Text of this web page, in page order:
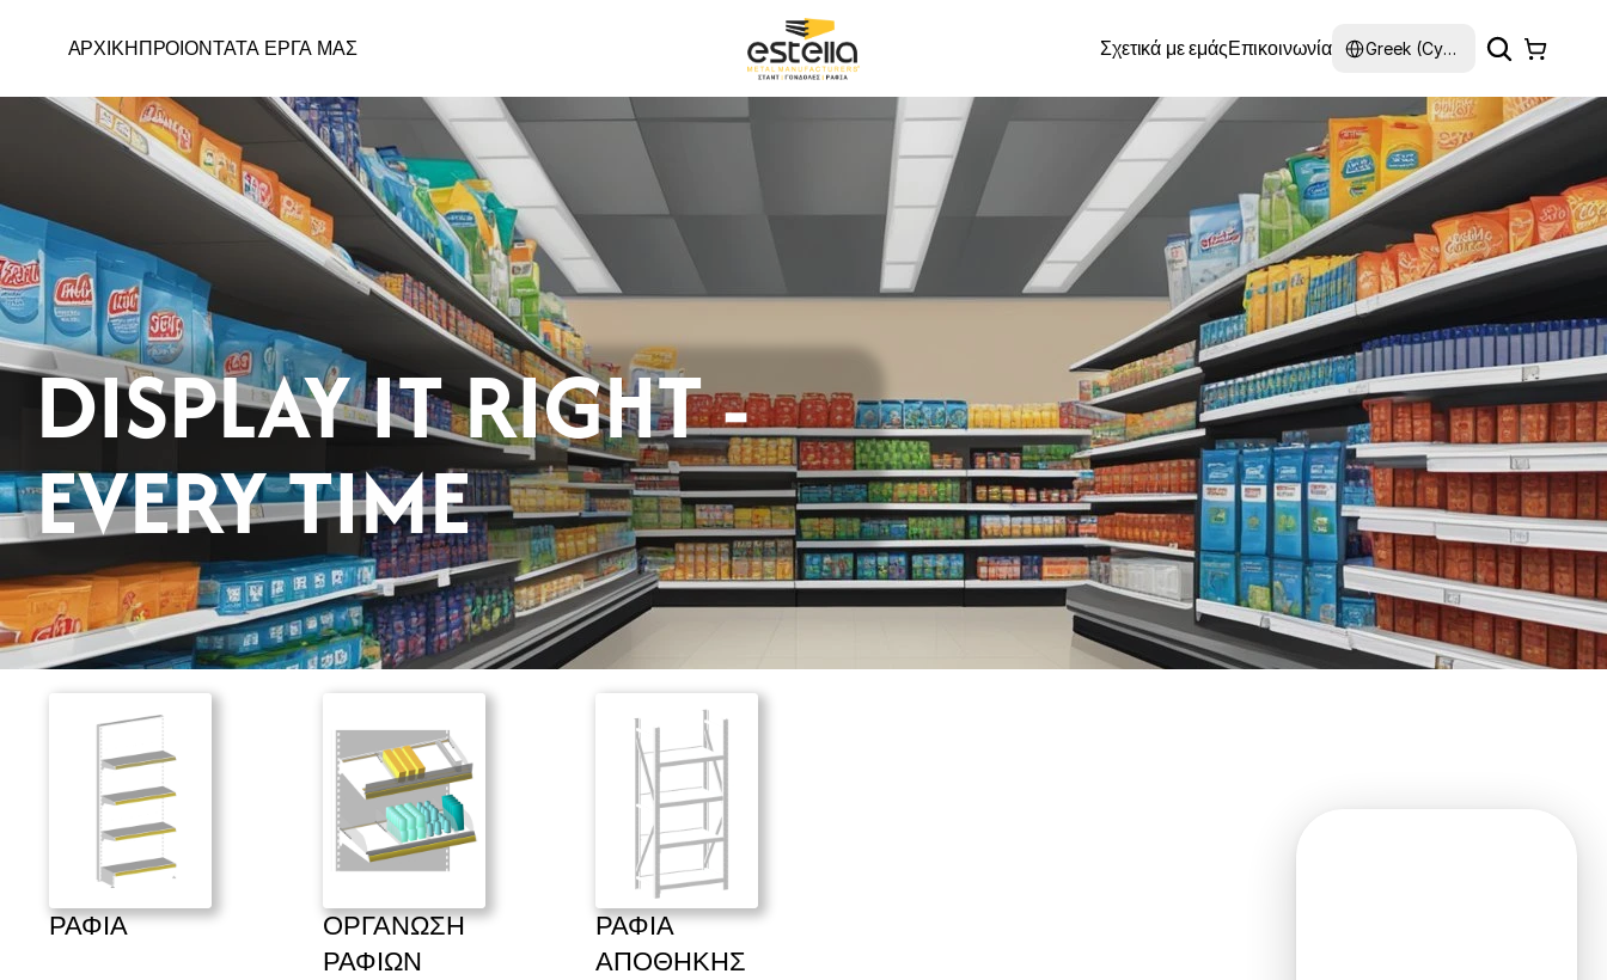
ΑΡΧΙΚΗΠΡΟΙΟΝΤΑΤΑ ΕΡΓΑ ΜΑΣ Σχετικά με εμάςΕπικοινωνία Greek (Cyprus)
DISPLAY IT RIGHT -
EVERY TIME
ΡΑΦΙΑ
ΟΡΓΑΝΩΣΗ
ΡΑΦΙΩΝ
ΡΑΦΙΑ
ΑΠΟΘΗΚΗΣ